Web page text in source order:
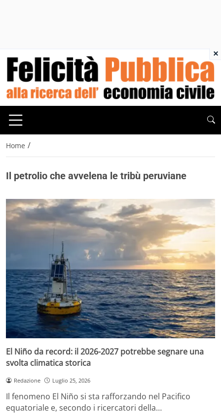
Home /
Il petrolio che avvelena le tribù peruviane
El Niño da record: il 2026-2027 potrebbe segnare una
svolta climatica storica
Redazione Luglio 25, 2026
Il fenomeno El Niño si sta rafforzando nel Pacifico
equatoriale e, secondo i ricercatori della…
×